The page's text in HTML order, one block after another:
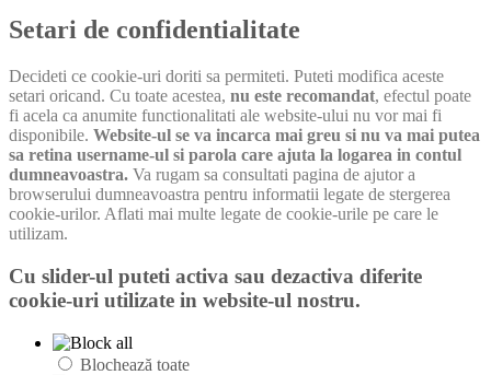
box
Setari de confidentialitate
Decideti ce cookie-uri doriti sa permiteti. Puteti modifica aceste
setari oricand. Cu toate acestea, nu este recomandat, efectul poate
fi acela ca anumite functionalitati ale website-ului nu vor mai fi
disponibile. Website-ul se va incarca mai greu si nu va mai putea
sa retina username-ul si parola care ajuta la logarea in contul
dumneavoastra. Va rugam sa consultati pagina de ajutor a
browserului dumneavoastra pentru informatii legate de stergerea
cookie-urilor. Aflati mai multe legate de cookie-urile pe care le
utilizam.
Cu slider-ul puteti activa sau dezactiva diferite
cookie-uri utilizate in website-ul nostru.
Blochează toate